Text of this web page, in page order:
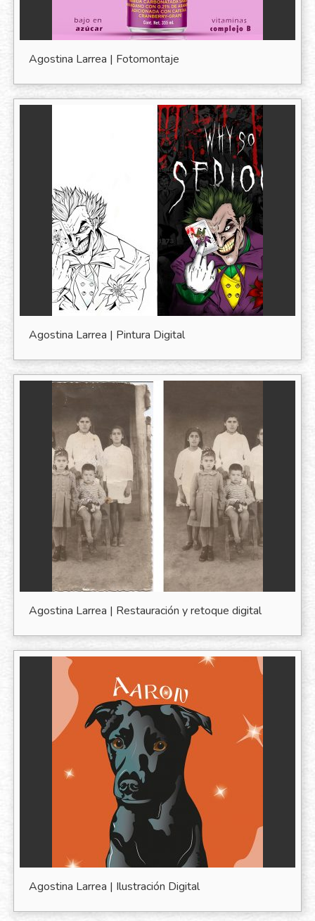
Agostina Larrea | Fotomontaje
Agostina Larrea | Pintura Digital
Agostina Larrea | Restauración y retoque digital
Agostina Larrea | Ilustración Digital